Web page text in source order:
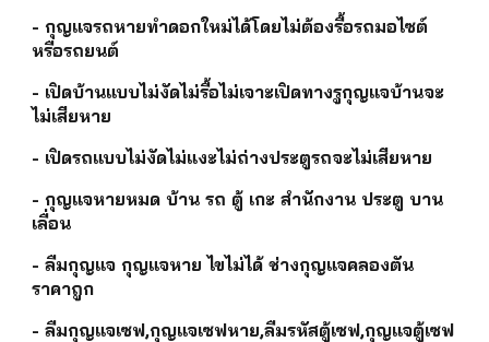
- กุญแจรถหายทำดอกใหม่ได้โดยไม่ต้องรื้อรถมอไซต์
หรือรถยนต์
- เปิดบ้านแบบไม่งัดไม่รื้อไม่เจาะเปิดทางรูกุญแจบ้านจะ
ไม่เสียหาย
- เปิดรถแบบไม่งัดไม่แงะไม่ถ่างประตูรถจะไม่เสียหาย
- กุญแจหายหมด บ้าน รถ ตู้ เกะ สำนักงาน ประตู บาน
เลื่อน
- ลืมกุญแจ กุญแจหาย ไขไม่ได้ ช่างกุญแจคลองตัน
ราคาถูก
- ลืมกุญแจเซฟ,กุญแจเซฟหาย,ลืมรหัสตู้เซฟ,กุญแจตู้เซฟ